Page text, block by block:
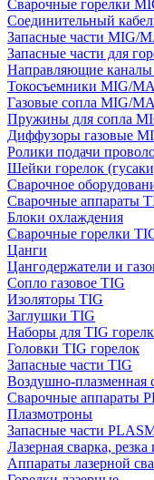
Сварочные горелки
Соединительный
Запасные части MIG/
Запасные части для
Направляющие
Токосъемники MIG/
Газовые сопла MIG/
Пружины для сопла
Диффузоры газовые
Ролики подачи
Шейки горелок
Сварочное
Сварочные аппараты
Блоки охлаждения
Сварочные горелки
Цанги
Цангодержатели и
Сопло газовое TIG
Изоляторы TIG
Заглушки TIG
Наборы для TIG
Головки TIG горелок
Запасные части TIG
Воздушно-плазменная
Сварочные аппараты
Плазмотроны
Запасные части
Лазерная сварка, резка
Аппараты лазерной